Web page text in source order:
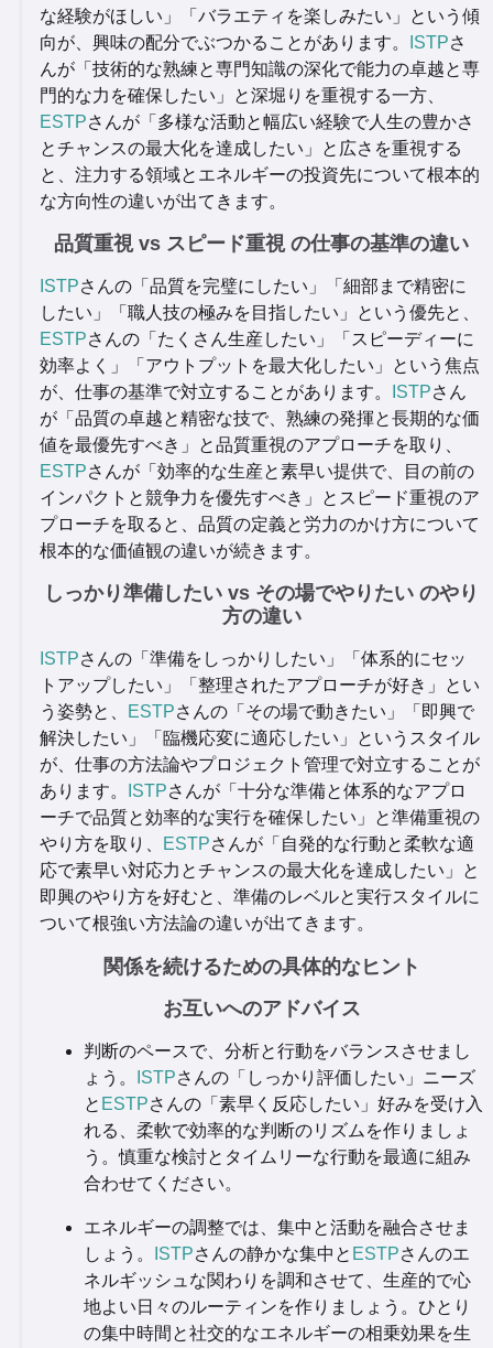
な経験がほしい」「バラエティを楽しみたい」という傾
向が、興味の配分でぶつかることがあります。
ISTPさ
んが「技術的な熟練と専門知識の深化で能力の卓越と専
門的な力を確保したい」と深堀りを重視する一方、
ESTPさんが「多様な活動と幅広い経験で人生の豊かさ
とチャンスの最大化を達成したい」と広さを重視する
と、注力する領域とエネルギーの投資先について根本的
な方向性の違いが出てきます。
品質重視 vs スピード重視 の仕事の基準の違い
ISTPさんの「品質を完璧にしたい」「細部まで精密に
したい」「職人技の極みを目指したい」という優先と、
ESTPさんの「たくさん生産したい」「スピーディーに
効率よく」「アウトプットを最大化したい」という焦点
が、仕事の基準で対立することがあります。
ISTPさん
が「品質の卓越と精密な技で、熟練の発揮と長期的な価
値を最優先すべき」と品質重視のアプローチを取り、
ESTPさんが「効率的な生産と素早い提供で、目の前の
インパクトと競争力を優先すべき」とスピード重視のア
プローチを取ると、品質の定義と労力のかけ方について
根本的な価値観の違いが続きます。
しっかり準備したい vs その場でやりたい のやり
方の違い
ISTPさんの「準備をしっかりしたい」「体系的にセッ
トアップしたい」「整理されたアプローチが好き」とい
う姿勢と、
ESTPさんの「その場で動きたい」「即興で
解決したい」「臨機応変に適応したい」というスタイル
が、仕事の方法論やプロジェクト管理で対立することが
あります。
ISTPさんが「十分な準備と体系的なアプロ
ーチで品質と効率的な実行を確保したい」と準備重視の
やり方を取り、
ESTPさんが「自発的な行動と柔軟な適
応で素早い対応力とチャンスの最大化を達成したい」と
即興のやり方を好むと、準備のレベルと実行スタイルに
ついて根強い方法論の違いが出てきます。
関係を続けるための具体的なヒント
お互いへのアドバイス
判断のペースで、分析と行動をバランスさせまし
ょう。
ISTPさんの「しっかり評価したい」ニーズ
と ESTPさんの「素早く反応したい」好みを受け入
れる、柔軟で効率的な判断のリズムを作りましょ
う。慎重な検討とタイムリーな行動を最適に組み
合わせてください。
エネルギーの調整では、集中と活動を融合させま
しょう。
ISTPさんの静かな集中と ESTPさんのエ
ネルギッシュな関わりを調和させて、生産的で心
地よい日々のルーティンを作りましょう。ひとり
の集中時間と社交的なエネルギーの相乗効果を生